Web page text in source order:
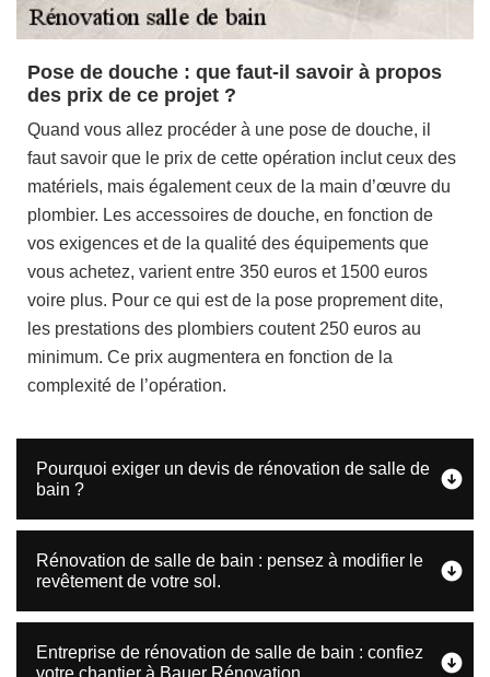
Pose de douche : que faut-il savoir à propos
des prix de ce projet ?
Quand vous allez procéder à une pose de douche, il
faut savoir que le prix de cette opération inclut ceux des
matériels, mais également ceux de la main d’œuvre du
plombier. Les accessoires de douche, en fonction de
vos exigences et de la qualité des équipements que
vous achetez, varient entre 350 euros et 1500 euros
voire plus. Pour ce qui est de la pose proprement dite,
les prestations des plombiers coutent 250 euros au
minimum. Ce prix augmentera en fonction de la
complexité de l’opération.
Pourquoi exiger un devis de rénovation de salle de
bain ?
Rénovation de salle de bain : pensez à modifier le
revêtement de votre sol.
Entreprise de rénovation de salle de bain : confiez
votre chantier à Bauer Rénovation